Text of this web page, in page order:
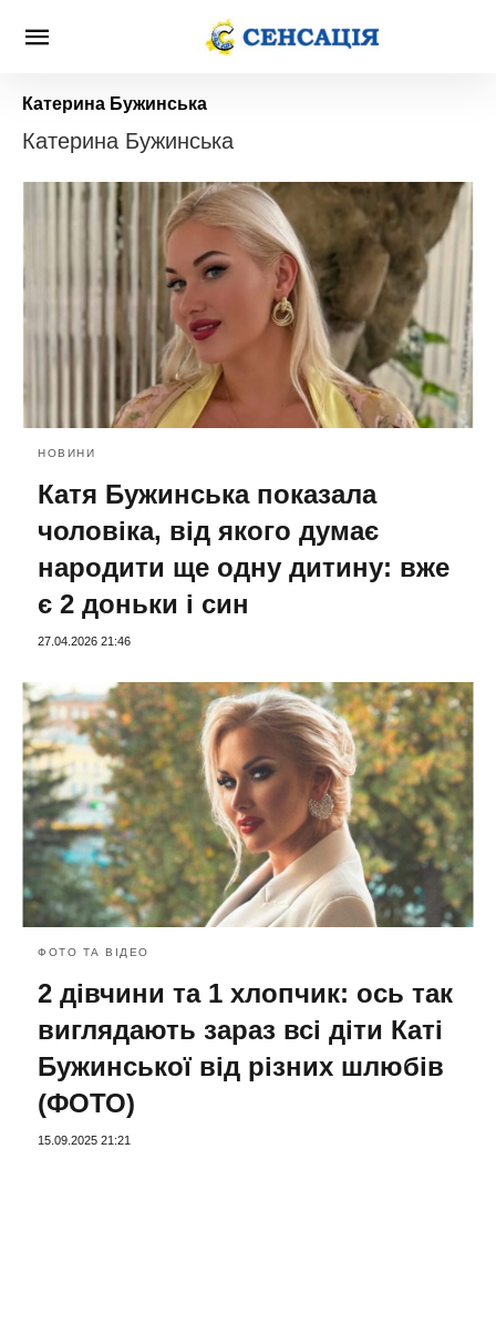
Катерина Бужинська
Катерина Бужинська
НОВИНИ
Катя Бужинська показала
чоловіка, від якого думає
народити ще одну дитину: вже
є 2 доньки і син
27.04.2026 21:46
ФОТО ТА ВІДЕО
2 дівчини та 1 хлопчик: ось так
виглядають зараз всі діти Каті
Бужинської від різних шлюбів
(ФОТО)
15.09.2025 21:21